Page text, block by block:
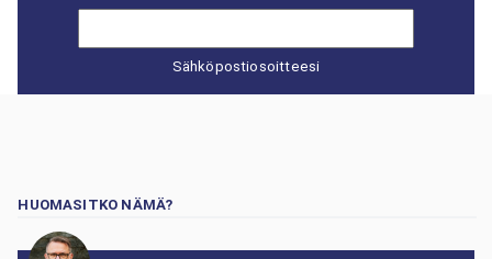
Sähköpostiosoitteesi
HUOMASITKO NÄMÄ?